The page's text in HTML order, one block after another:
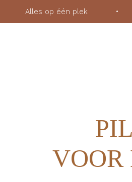
Alles op één plek